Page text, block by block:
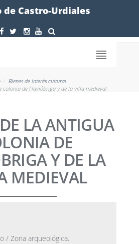
de Castro-Urdiales
Bienes de interés cultural
colonia de Flavióbriga y de la villa medieval
LA ANTIGUA
DE
Y DE LA
MEDIEVAL
/ Zona arqueológica.